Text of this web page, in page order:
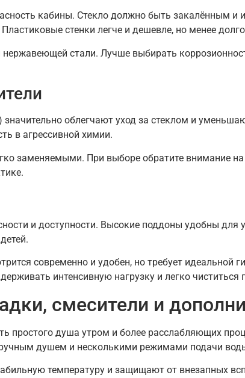
кабины. Стекло должно быть закалённым
стенки легче и дешевле, но менее
стали. Лучше выбирать
облегчают уход за стеклом и
в агрессивной химии.
заменяемыми. При выборе обратите внимание на
и доступности. Высокие поддоны удобны для
современно и удобен, но требует идеальной
интенсивную нагрузку и легко чиститься
смесители и
простого душа утром и более расслабляющих
душем и несколькими режимами подачи
температуру и защищают от внезапных